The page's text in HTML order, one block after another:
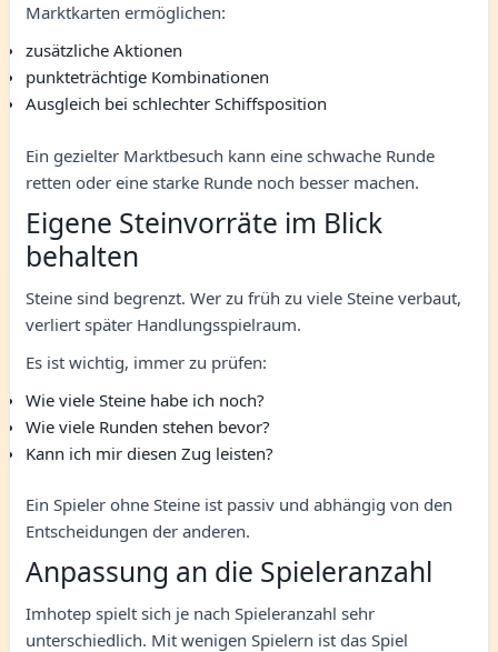
Marktkarten ermöglichen:
zusätzliche Aktionen
punkteträchtige Kombinationen
Ausgleich bei schlechter Schiffsposition
Ein gezielter Marktbesuch kann eine schwache Runde
retten oder eine starke Runde noch besser machen.
Eigene Steinvorräte im Blick
behalten
Steine sind begrenzt. Wer zu früh zu viele Steine verbaut,
verliert später Handlungsspielraum.
Es ist wichtig, immer zu prüfen:
Wie viele Steine habe ich noch?
Wie viele Runden stehen bevor?
Kann ich mir diesen Zug leisten?
Ein Spieler ohne Steine ist passiv und abhängig von den
Entscheidungen der anderen.
Anpassung an die Spieleranzahl
Imhotep spielt sich je nach Spieleranzahl sehr
unterschiedlich. Mit wenigen Spielern ist das Spiel